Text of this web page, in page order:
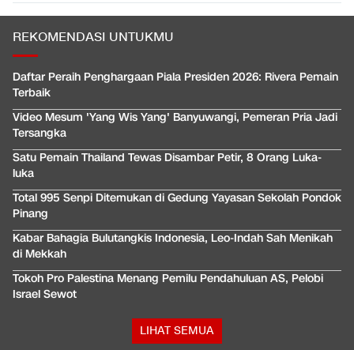
REKOMENDASI UNTUKMU
Daftar Peraih Penghargaan Piala Presiden 2026: Rivera Pemain
Terbaik
Video Mesum 'Yang Wis Yang' Banyuwangi, Pemeran Pria Jadi
Tersangka
Satu Pemain Thailand Tewas Disambar Petir, 8 Orang Luka-
luka
Total 995 Senpi Ditemukan di Gedung Yayasan Sekolah Pondok
Pinang
Kabar Bahagia Bulutangkis Indonesia, Leo-Indah Sah Menikah
di Mekkah
Tokoh Pro Palestina Menang Pemilu Pendahuluan AS, Pelobi
Israel Sewot
LIHAT SEMUA